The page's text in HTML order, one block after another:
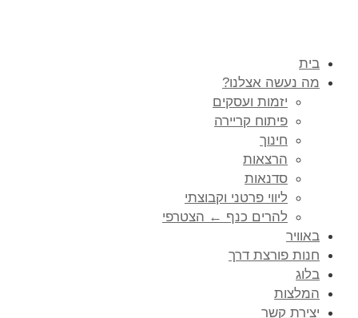
בית
מה נעשה אצלנו?
יזמות ועסקים
פיתוח קריירה
חינוך
הרצאות
סדנאות
ליווי פרטני וקבוצתי
להרים כנף ← הצטרפי
באוויר
חנות פורצת דרך
בלוג
המלצות
יצירת קשר